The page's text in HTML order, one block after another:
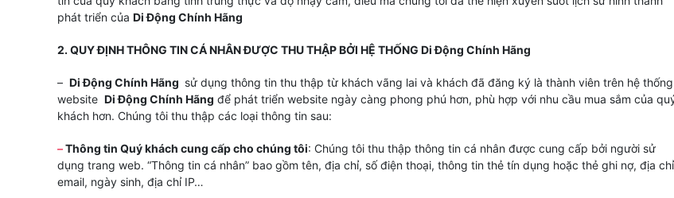
phát triển của Di Động Chính Hãng
2. QUY ĐỊNH THÔNG TIN CÁ NHÂN ĐƯỢC THU THẬP BỞI HỆ THỐNG Di Động Chính Hãng
– Di Động Chính Hãng sử dụng thông tin thu thập từ khách vãng lai và khách đã đăng ký là thành viên trên hệ thống
website Di Động Chính Hãng để phát triển website ngày càng phong phú hơn, phù hợp với nhu cầu mua sắm của
khách hơn. Chúng tôi thu thập các loại thông tin sau:
–Thông tin Quý khách cung cấp cho chúng tôi: Chúng tôi thu thập thông tin cá nhân được cung cấp bởi người sử
dụng trang web. “Thông tin cá nhân” bao gồm tên, địa chỉ, số điện thoại, thông tin thẻ tín dụng hoặc thẻ ghi nợ, địa chỉ
email, ngày sinh, địa chỉ IP…